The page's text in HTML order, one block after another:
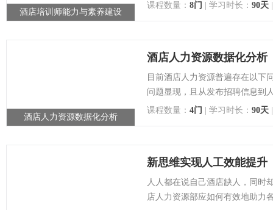
酒店培训师能力与素养建设
课程数量： 8门 | 学习时长： 90天
酒店人力资源数据化分析
酒店人力资源数据化分析
目前酒店人力资源普遍存在以下
问题显现，且从发布招聘信息到
课程数量： 4门 | 学习时长： 90天
新思维实现人工效能提升
人人都在说自己酒店缺人，同时
店人力资源部应如何有效地助力